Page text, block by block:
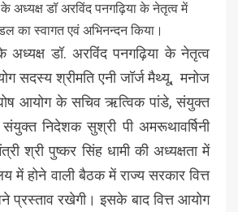
अध्यक्ष डॉ अरविंद पनगढ़िया के नेतृत्व में
का स्वागत एवं अभिनन्दन किया।
अध्यक्ष डॉ. अरविंद पनगढ़िया के नेतृत्व
सदस्य श्रीमति एनी जॉर्ज मैथ्यू, मनोज
आयोग के सचिव ऋत्विक पांडे, संयुक्त
निदेशक सुश्री पी अमरूथावर्षिनी
श्री पुष्कर सिंह धामी की अध्यक्षता में
में होने वाली बैठक में राज्य सरकार वित्त
प्रस्ताव रखेगी। इसके बाद वित्त आयोग